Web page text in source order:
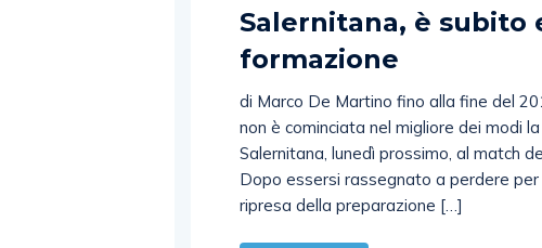
Salernitana, è subito
formazione
di Marco De Martino fino alla fine del
non è cominciata nel migliore dei modi
Salernitana, lunedì prossimo, al match
Dopo essersi rassegnato a perdere
ripresa della preparazione […]